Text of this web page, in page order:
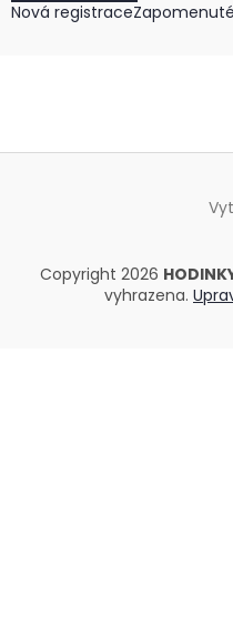
Nová registrace
Copyright 2026
vyhrazena.